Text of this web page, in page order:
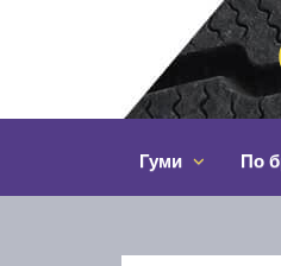
Гуми По